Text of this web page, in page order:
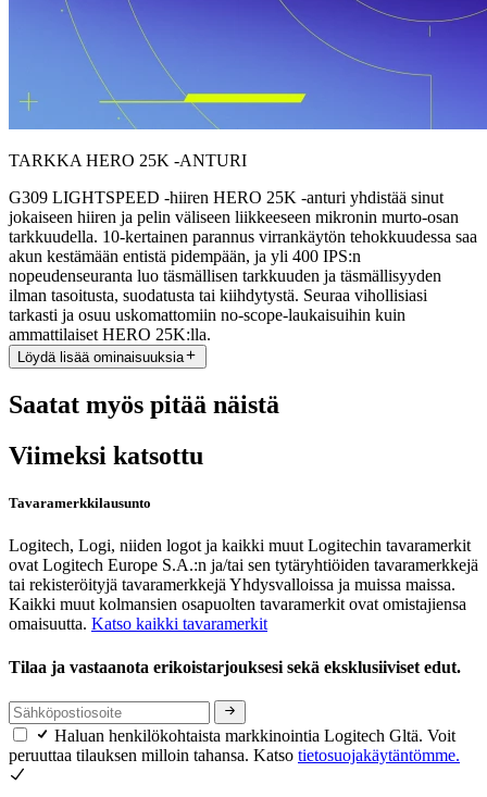
TARKKA HERO 25K -ANTURI
G309 LIGHTSPEED -hiiren HERO 25K -anturi yhdistää sinut
jokaiseen hiiren ja pelin väliseen liikkeeseen mikronin murto-osan
tarkkuudella. 10-kertainen parannus virrankäytön tehokkuudessa saa
akun kestämään entistä pidempään, ja yli 400 IPS:n
nopeudenseuranta luo täsmällisen tarkkuuden ja täsmällisyyden
ilman tasoitusta, suodatusta tai kiihdytystä. Seuraa vihollisiasi
tarkasti ja osuu uskomattomiin no-scope-laukaisuihin kuin
ammattilaiset HERO 25K:lla.
Löydä lisää ominaisuuksia
Saatat myös pitää näistä
Viimeksi katsottu
Tavaramerkkilausunto
Logitech, Logi, niiden logot ja kaikki muut Logitechin tavaramerkit
ovat Logitech Europe S.A.:n ja/tai sen tytäryhtiöiden tavaramerkkejä
tai rekisteröityjä tavaramerkkejä Yhdysvalloissa ja muissa maissa.
Kaikki muut kolmansien osapuolten tavaramerkit ovat omistajiensa
omaisuutta. Katso kaikki tavaramerkit
Tilaa ja vastaanota erikoistarjouksesi sekä eksklusiiviset edut.
Haluan henkilökohtaista markkinointia Logitech Gltä. Voit
peruuttaa tilauksen milloin tahansa. Katso tietosuojakäytäntömme.